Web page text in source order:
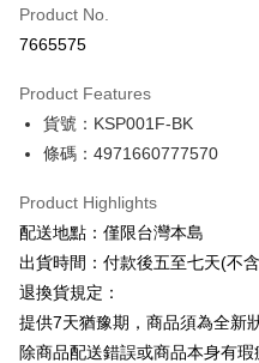
Apple Pay
Easy Wallet
ATM Transfer
Shipping Method
下單前請先詢問庫存
NT$130/order | Free shipping
Product No.
7665575
Product Features
貨號：KSP001F-BK
條碼：4971660777570
Product Highlights
配送地點：僅限台灣本島
出貨時間：付款後五至七天(不
退換貨規定：
提供7天猶豫期，商品須為全新
除商品配送錯誤或商品本身有